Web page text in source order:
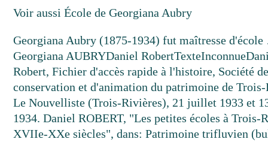
Voir aussi École de Georgiana Aubry
Georgiana Aubry (1875-1934) fut maîtresse
Georgiana AUBRYDaniel RobertTexteInconnue
Robert, Fichier d'accès rapide à l'histoire, Société
conservation et d'animation du patrimoine de
Le Nouvelliste (Trois-Rivières), 21 juillet 1933 et
1934. Daniel ROBERT, "Les petites écoles à Trois-
XVIIe-XXe siècles", dans: Patrimoine trifluvien